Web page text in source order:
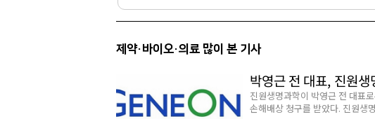
제약·바이오·의료 많이 본 기사
박영근 전 대표, 진원
진원생명과학이 박영근 전 대표
손해배상 청구를 받았다. 진원생